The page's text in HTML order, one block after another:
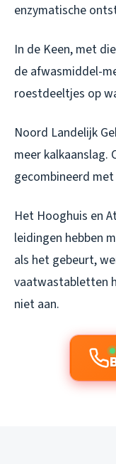
enzymatische
In de Keen, met
de afwasmiddel-
roestdeeltjes op
Noord Landelijk
meer kalkaanslag.
gecombineerd
Het Hooghuis en
leidingen hebben
als het gebeurt,
vaatwastabletten
niet aan.